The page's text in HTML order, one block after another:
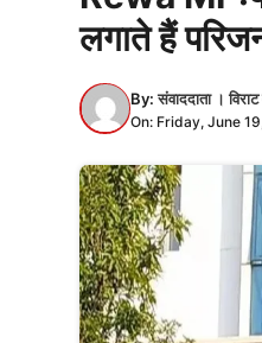
लगाते हैं
By:संवाददाता ।
On: Friday, June